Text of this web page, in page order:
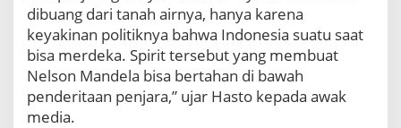
dibuang dari tanah airnya, hanya karena
keyakinan politiknya bahwa Indonesia suatu saat
bisa merdeka. Spirit tersebut yang membuat
Nelson Mandela bisa bertahan di bawah
penderitaan penjara,” ujar Hasto kepada awak
media.